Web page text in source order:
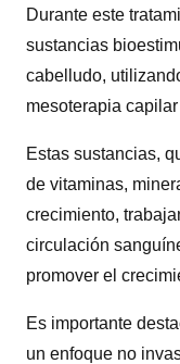
Durante este
sustancias
cabelludo,
mesoterapia
Estas sustancias,
de vitaminas,
crecimiento,
circulación
promover el
Es importante
un enfoque no